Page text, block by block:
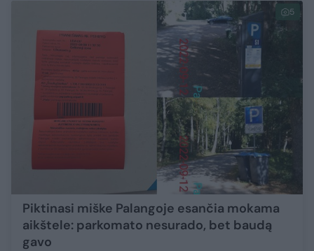
5
Piktinasi miške Palangoje esančia mokama
aikštele: parkomato nesurado, bet baudą
gavo